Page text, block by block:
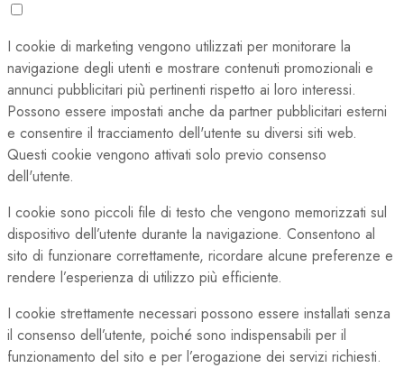
I cookie di marketing vengono utilizzati per monitorare la
navigazione degli utenti e mostrare contenuti promozionali e
annunci pubblicitari più pertinenti rispetto ai loro interessi.
Possono essere impostati anche da partner pubblicitari esterni
e consentire il tracciamento dell'utente su diversi siti web.
Questi cookie vengono attivati solo previo consenso
dell'utente.
I cookie sono piccoli file di testo che vengono memorizzati sul
dispositivo dell’utente durante la navigazione. Consentono al
sito di funzionare correttamente, ricordare alcune preferenze e
rendere l’esperienza di utilizzo più efficiente.
I cookie strettamente necessari possono essere installati senza
il consenso dell’utente, poiché sono indispensabili per il
funzionamento del sito e per l’erogazione dei servizi richiesti.